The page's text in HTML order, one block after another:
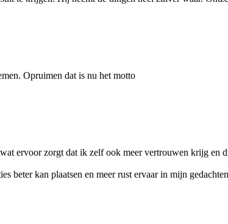
Opruimen dat is nu het motto
ervoor zorgt dat ik zelf ook meer vertrouwen krijg en
beter kan plaatsen en meer rust ervaar in mijn